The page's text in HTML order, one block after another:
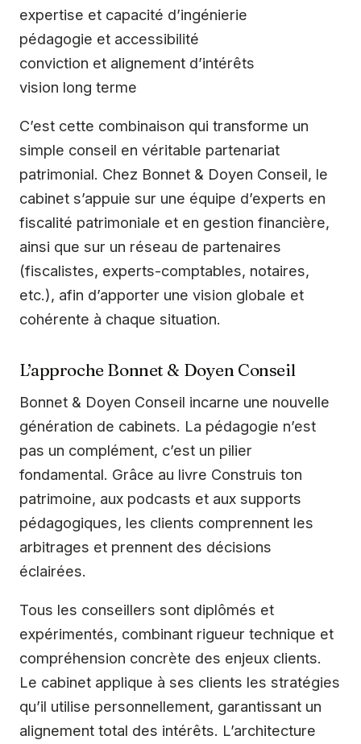
expertise et capacité d’ingénierie
pédagogie et accessibilité
conviction et alignement d’intérêts
vision long terme
C’est cette combinaison qui transforme un
simple conseil en véritable partenariat
patrimonial. Chez Bonnet & Doyen Conseil, le
cabinet s’appuie sur une équipe d’experts en
fiscalité patrimoniale et en gestion financière,
ainsi que sur un réseau de partenaires
(fiscalistes, experts-comptables, notaires,
etc.), afin d’apporter une vision globale et
cohérente à chaque situation.
L’approche Bonnet & Doyen Conseil
Bonnet & Doyen Conseil incarne une nouvelle
génération de cabinets. La pédagogie n’est
pas un complément, c’est un pilier
fondamental. Grâce au livre Construis ton
patrimoine, aux podcasts et aux supports
pédagogiques, les clients comprennent les
arbitrages et prennent des décisions
éclairées.
Tous les conseillers sont diplômés et
expérimentés, combinant rigueur technique et
compréhension concrète des enjeux clients.
Le cabinet applique à ses clients les stratégies
qu’il utilise personnellement, garantissant un
alignement total des intérêts. L’architecture